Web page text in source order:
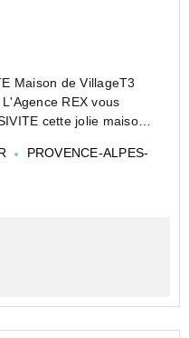
Maison de VillageT3
REX vous
cette jolie maison
avec placard, u...
PROVENCE-ALPES-